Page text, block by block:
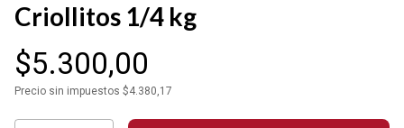
Criollitos 1/4 kg
$5.300,00
Precio sin impuestos $4.380,17